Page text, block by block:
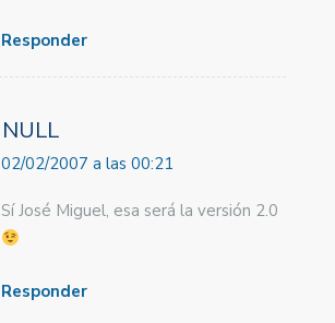
Responder
NULL
02/02/2007 a las 00:21
Sí José Miguel, esa será la versión 2.0
Responder